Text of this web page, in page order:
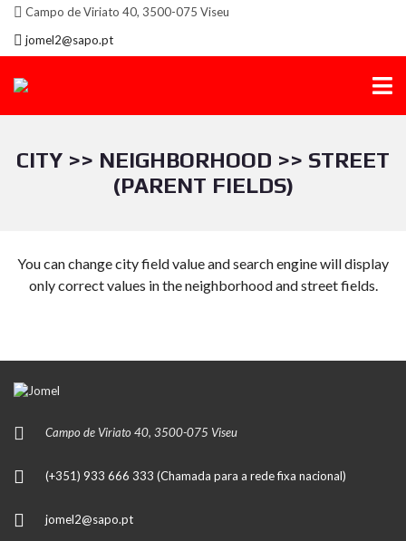
Campo de Viriato 40, 3500-075 Viseu
jomel2@sapo.pt
CITY >> NEIGHBORHOOD >> STREET
(PARENT FIELDS)
You can change city field value and search engine will display
only correct values in the neighborhood and street fields.
Campo de Viriato 40, 3500-075 Viseu
(+351) 933 666 333 (Chamada para a rede fixa nacional)
jomel2@sapo.pt